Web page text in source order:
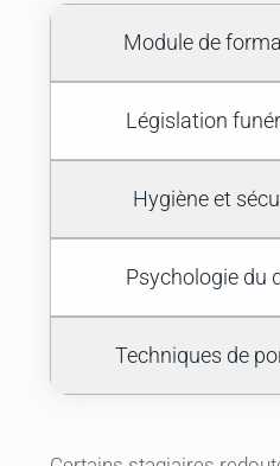
Module de
Législation
Hygiène et
Psychologie du
Techniques de